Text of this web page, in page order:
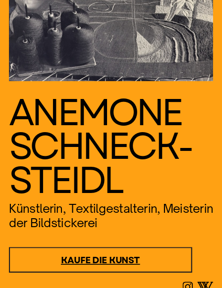
KAUFE DIE KUNST
Künstlerin, Textilgestalterin, Meisterin
der Bildstickerei
ANEMONE
SCHNECK-
STEIDL